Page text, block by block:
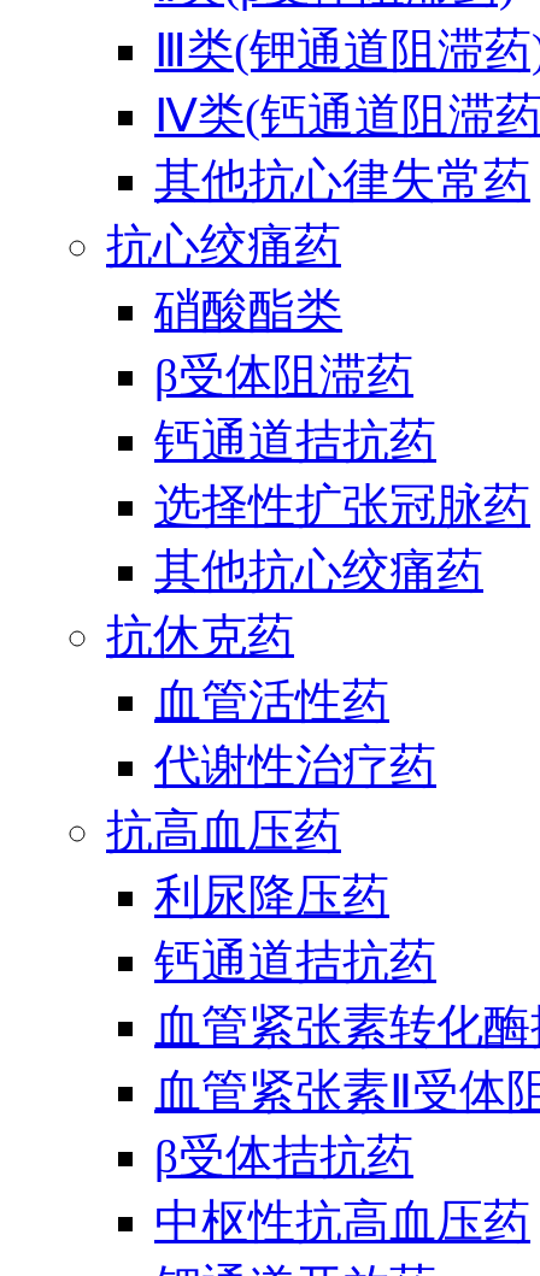
Ⅲ类(钾通道阻滞
Ⅳ类(钙通道阻滞
其他抗心律失常药
抗心绞痛药
硝酸酯类
β受体阻滞药
钙通道拮抗药
选择性扩张冠脉药
其他抗心绞痛药
抗休克药
血管活性药
代谢性治疗药
抗高血压药
利尿降压药
钙通道拮抗药
血管紧张素转化
血管紧张素Ⅱ受体
β受体拮抗药
中枢性抗高血压药